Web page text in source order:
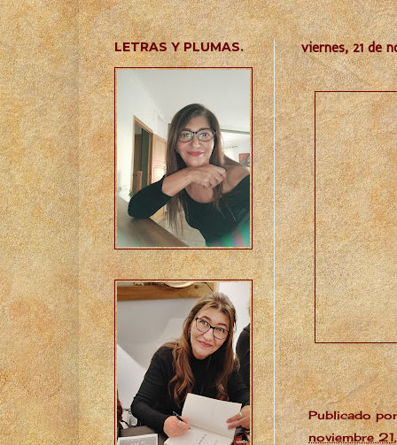
viernes, 21 de
Publicado
noviembre
LETRAS Y PLUMAS.